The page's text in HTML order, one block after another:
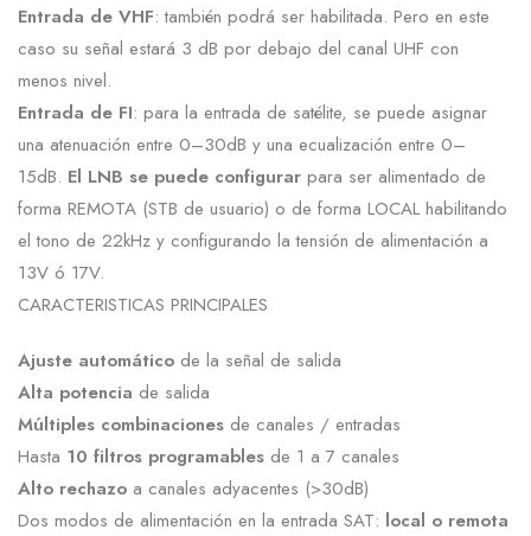
Entrada de VHF: también podrá ser habilitada. Pero en este
caso su señal estará 3 dB por debajo del canal UHF con
menos nivel.
Entrada de FI: para la entrada de satélite, se puede asignar
una atenuación entre 0–30dB y una ecualización entre 0–
15dB. El LNB se puede configurar para ser alimentado de
forma REMOTA (STB de usuario) o de forma LOCAL habilitando
el tono de 22kHz y configurando la tensión de alimentación a
13V ó 17V.
CARACTERISTICAS PRINCIPALES
Ajuste automático de la señal de salida
Alta potencia de salida
Múltiples combinaciones de canales / entradas
Hasta 10 filtros programables de 1 a 7 canales
Alto rechazo a canales adyacentes (>30dB)
Dos modos de alimentación en la entrada SAT: local o remota